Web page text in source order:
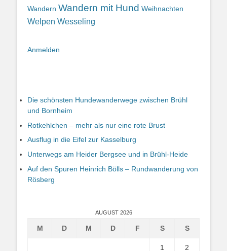
Wandern Wandern mit Hund Weihnachten
Welpen Wesseling
Anmelden
Die schönsten Hundewanderwege zwischen Brühl
und Bornheim
Rotkehlchen – mehr als nur eine rote Brust
Ausflug in die Eifel zur Kasselburg
Unterwegs am Heider Bergsee und in Brühl-Heide
Auf den Spuren Heinrich Bölls – Rundwanderung von
Rösberg
AUGUST 2026
M D M D F S S
1 2